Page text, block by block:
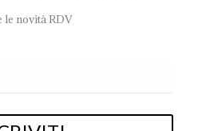
le novità RDV